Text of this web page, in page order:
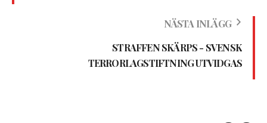
NÄSTA INLÄGG
STRAFFEN SKÄRPS - SVENSK
TERRORLAGSTIFTNING UTVIDGAS